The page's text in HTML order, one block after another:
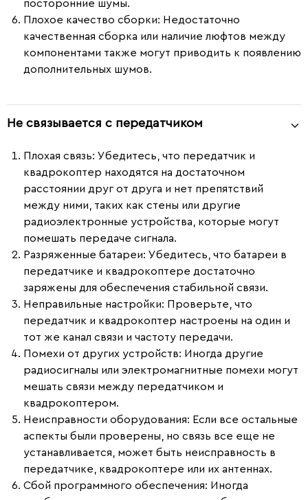
посторонние шумы.
Плохое качество сборки: Недостаточно
качественная сборка или наличие люфтов между
компонентами также могут приводить к появлению
дополнительных шумов.
Не связывается с передатчиком
Плохая связь: Убедитесь, что передатчик и
квадрокоптер находятся на достаточном
расстоянии друг от друга и нет препятствий
между ними, таких как стены или другие
радиоэлектронные устройства, которые могут
помешать передаче сигнала.
Разряженные батареи: Убедитесь, что батареи в
передатчике и квадрокоптере достаточно
заряжены для обеспечения стабильной связи.
Неправильные настройки: Проверьте, что
передатчик и квадрокоптер настроены на один и
тот же канал связи и частоту передачи.
Помехи от других устройств: Иногда другие
радиосигналы или электромагнитные помехи могут
мешать связи между передатчиком и
квадрокоптером.
Неисправности оборудования: Если все остальные
аспекты были проверены, но связь все еще не
устанавливается, может быть неисправность в
передатчике, квадрокоптере или их антеннах.
Сбой программного обеспечения: Иногда